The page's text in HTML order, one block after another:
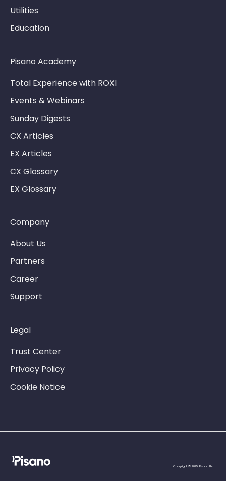
Utilities
Education
Pisano Academy
Total Experience with ROXI
Events & Webinars
Sunday Digests
CX Articles
EX Articles
CX Glossary
EX Glossary
Company
About Us
Partners
Career
Support
Legal
Trust Center
Privacy Policy
Cookie Notice
Copyright © 2025, Pisano Ltd.